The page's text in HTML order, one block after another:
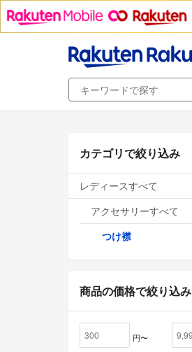
カテゴリで絞り込み
レディースすべて
アクセサリーすべて
つけ襟
商品の価格で絞り込み
円〜